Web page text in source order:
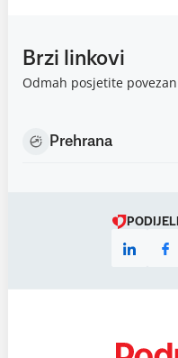
Brzi linkovi
Odmah posjetite
Prehrana